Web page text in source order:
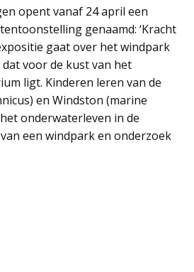
opent vanaf 24 april een
genaamd: ‘Kracht
gaat over het windpark
voor de kust van het
ligt. Kinderen leren van de
en Windston (marine
onderwaterleven in de
een windpark en onderzoek